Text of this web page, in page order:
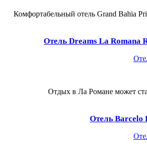
Комфортабельный отель Grand Bahia
Отель Dreams La Romana
Отдых в Ла Романе может
Отель Barcelo